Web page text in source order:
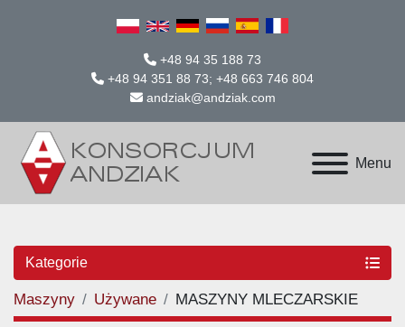
+48 94 35 188 73
+48 94 351 88 73; +48 663 746 804
andziak@andziak.com
Menu
Kategorie
Maszyny Używane MASZYNY MLECZARSKIE